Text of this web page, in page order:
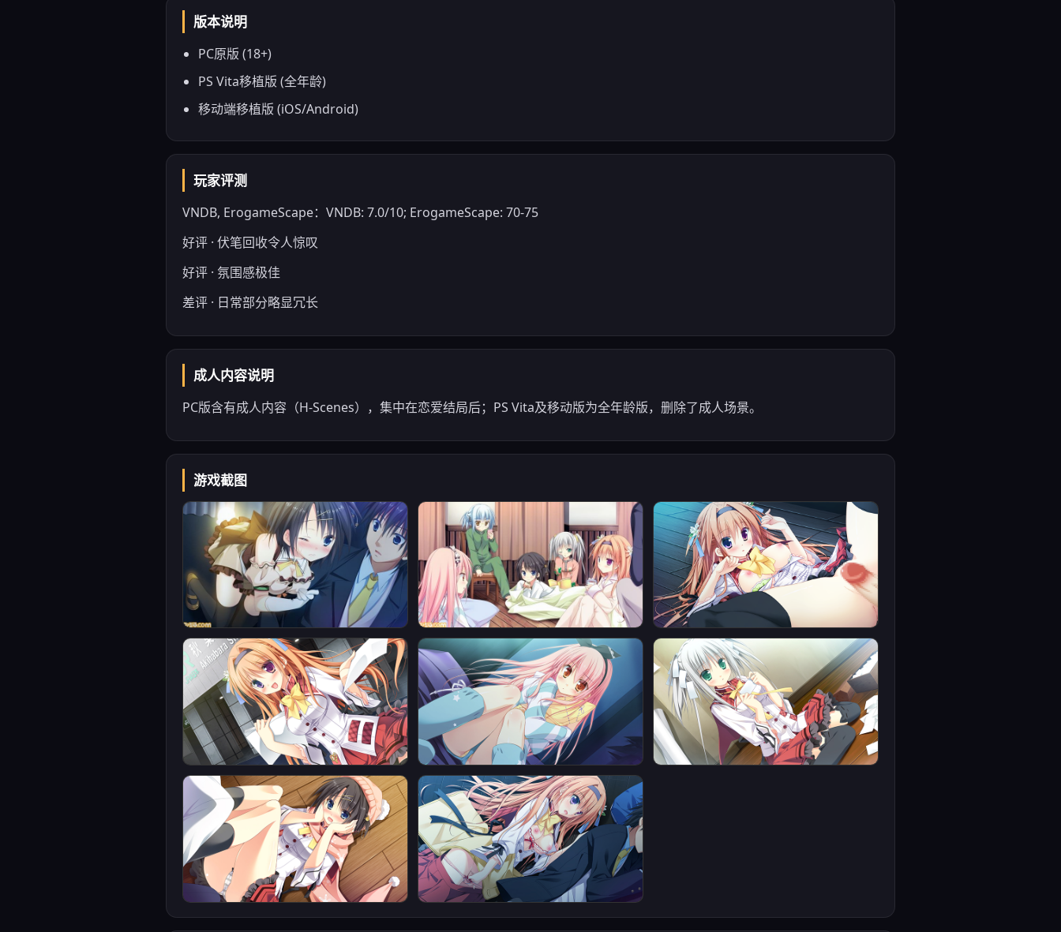
版本说明
PC原版 (18+)
PS Vita移植版 (全年龄)
移动端移植版 (iOS/Android)
玩家评测
VNDB, ErogameScape：VNDB: 7.0/10; ErogameScape: 70-75
好评 · 伏笔回收令人惊叹
好评 · 氛围感极佳
差评 · 日常部分略显冗长
成人内容说明
PC版含有成人内容（H-Scenes），集中在恋爱结局后；PS Vita及移动版为全年龄版，删除了成人场景。
游戏截图